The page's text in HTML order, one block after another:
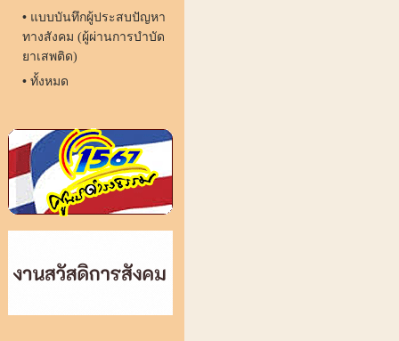
• แบบบันทึกผู้ประสบปัญหา
ทางสังคม (ผู้ผ่านการบำบัด
ยาเสพติด)
• ทั้งหมด